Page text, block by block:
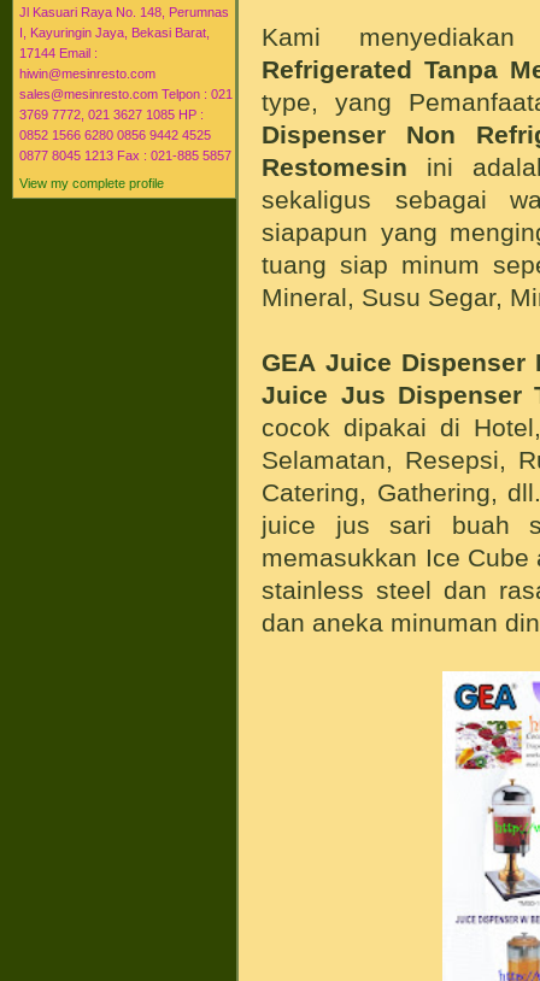
Jl Kasuari Raya No. 148, Perumnas
I, Kayuringin Jaya, Bekasi Barat,
17144 Email :
hiwin@mesinresto.com
sales@mesinresto.com Telpon : 021
3769 7772, 021 3627 1085 HP :
0852 1566 6280 0856 9442 4525
0877 8045 1213 Fax : 021-885 5857
View my complete profile
Kami
Refrigerated Tanpa
type, yang
Dispenser Non
Restomesin ini
sekaligus sebagai
siapapun yang
tuang siap minum
Mineral, Susu Segar,
GEAJuice Dispenser
Juice Jus Dispenser
cocok dipakai di
Selamatan, Resepsi,
Catering, Gathering,
juice jus sari buah
memasukkan Ice
stainless steel dan
dan aneka minuman